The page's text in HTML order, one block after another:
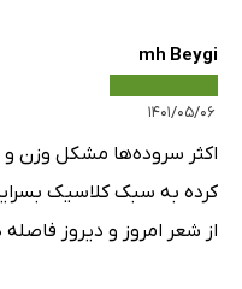
mh Beygi
۱۴۰۱/۰۵/۰۶
اکثر سروده‌ها مشکل وزن و
کرده به سبک کلاسیک
از شعر امروز و دیروز فاصله